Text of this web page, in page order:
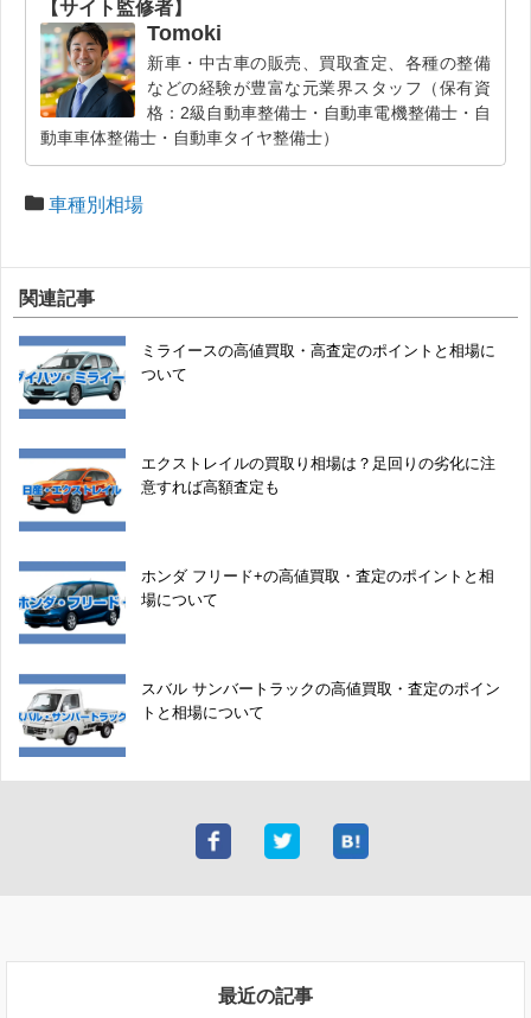
で販売されたのかまでレポートしているのは、当コンテンツだけだと思いま
【サイト監修者】
Tomoki
新車・中古車の販売、買取査定、各種の整備
などの経験が豊富な元業界スタッフ（保有資
格：2級自動車整備士・自動車電機整備士・自
動車車体整備士・自動車タイヤ整備士）
車種別相場
関連記事
ミライースの高値買取・高査定のポイントと相場に
ついて
エクストレイルの買取り相場は？足回りの劣化に注
意すれば高額査定も
ホンダ フリード+の高値買取・査定のポイントと相
場について
スバル サンバートラックの高値買取・査定のポイン
トと相場について
最近の記事